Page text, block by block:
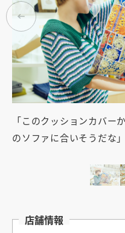
「このクッションカバー
のソファに合いそうだな」
店舗情報